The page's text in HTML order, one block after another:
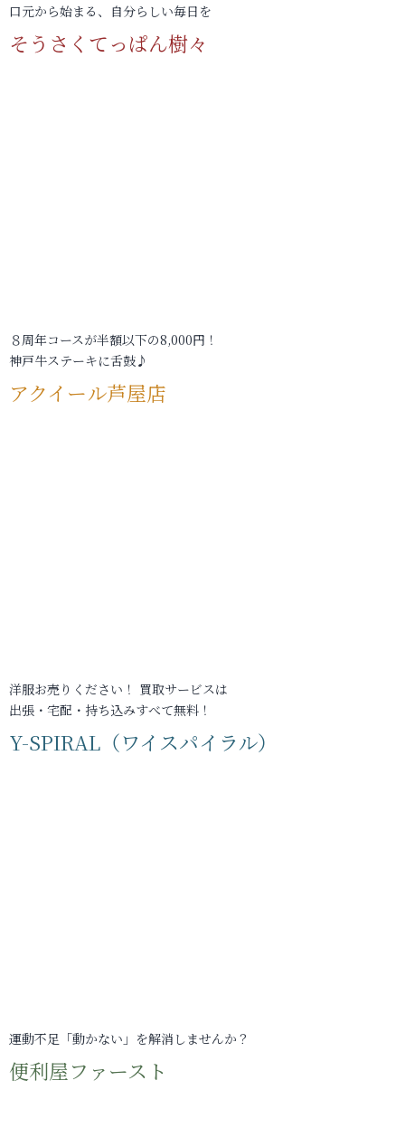
口元から始まる、自分らしい毎日を
そうさくてっぱん樹々
８周年コースが半額以下の8,000円！
神戸牛ステーキに舌鼓♪
アクイール芦屋店
洋服お売りください！ 買取サービスは
出張・宅配・持ち込みすべて無料！
Y-SPIRAL（ワイスパイラル）
運動不足「動かない」を解消しませんか？
便利屋ファースト